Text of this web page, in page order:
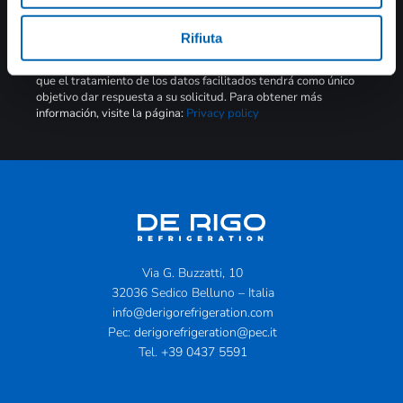
Rifiuta
Nota informativa breve en virtud del art. 13 RGPD sobre el
De conformidad con la legislación vigente en materia de
privacidad y con el Reglamento UE 679/2016, se especifica
que el tratamiento de los datos facilitados tendrá como único
objetivo dar respuesta a su solicitud. Para obtener más
información, visite la página: Privacy policy
Via G. Buzzatti, 10
32036 Sedico Belluno – Italia
info@derigorefrigeration.com
Pec: derigorefrigeration@pec.it
Tel. +39 0437 5591